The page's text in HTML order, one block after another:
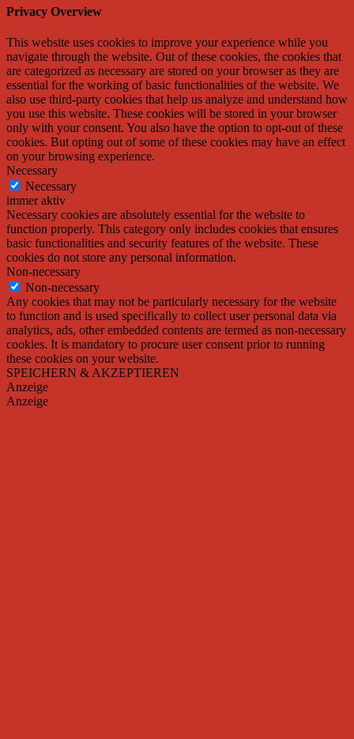
Privacy Overview
This website uses cookies to improve your experience while you
navigate through the website. Out of these cookies, the cookies that
are categorized as necessary are stored on your browser as they are
essential for the working of basic functionalities of the website. We
also use third-party cookies that help us analyze and understand how
you use this website. These cookies will be stored in your browser
only with your consent. You also have the option to opt-out of these
cookies. But opting out of some of these cookies may have an effect
on your browsing experience.
Necessary
Necessary
immer aktiv
Necessary cookies are absolutely essential for the website to
function properly. This category only includes cookies that ensures
basic functionalities and security features of the website. These
cookies do not store any personal information.
Non-necessary
Non-necessary
Any cookies that may not be particularly necessary for the website
to function and is used specifically to collect user personal data via
analytics, ads, other embedded contents are termed as non-necessary
cookies. It is mandatory to procure user consent prior to running
these cookies on your website.
SPEICHERN & AKZEPTIEREN
Anzeige
Anzeige